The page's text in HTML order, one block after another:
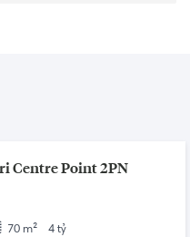
Centre Point 2PN
70 m² 4 tỷ